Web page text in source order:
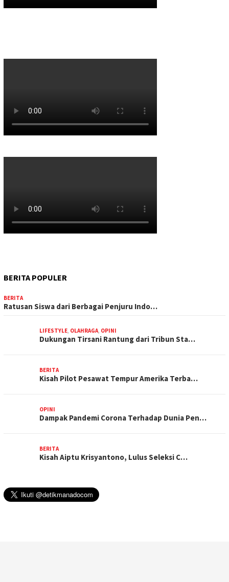
BERITA POPULER
BERITA
Ratusan Siswa dari Berbagai Penjuru Indo…
LIFESTYLE, OLAHRAGA, OPINI
Dukungan Tirsani Rantung dari Tribun Sta…
BERITA
Kisah Pilot Pesawat Tempur Amerika Terba…
OPINI
Dampak Pandemi Corona Terhadap Dunia Pen…
BERITA
Kisah Aiptu Krisyantono, Lulus Seleksi C…